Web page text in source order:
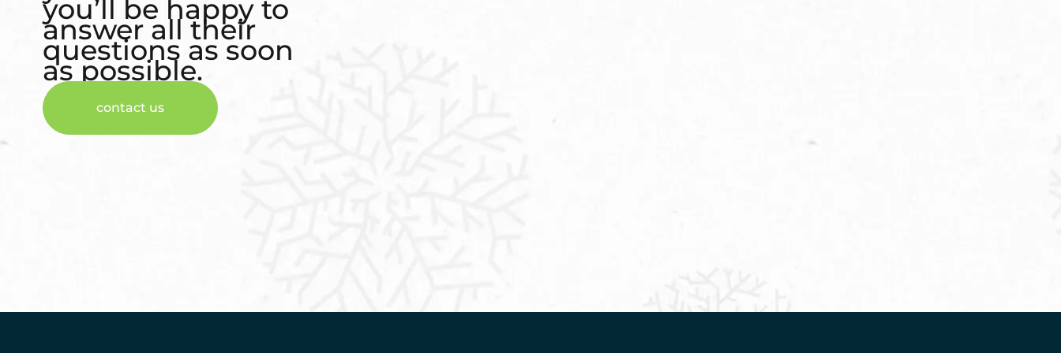
you’ll be happy to
answer all their
questions as soon
as possible.
contact us